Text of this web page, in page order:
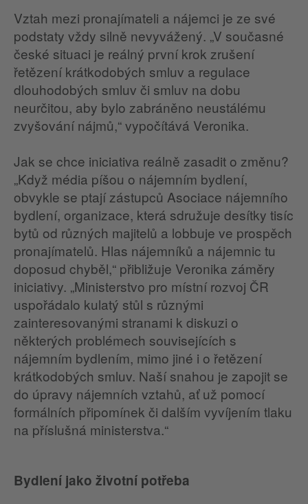
Vztah mezi pronajímateli a nájemci je ze své
podstaty vždy silně nevyvážený. „V současné
české situaci je reálný první krok zrušení
řetězení krátkodobých smluv a regulace
dlouhodobých smluv či smluv na dobu
neurčitou, aby bylo zabráněno neustálému
zvyšování nájmů,“ vypočítává Veronika.
Jak se chce iniciativa reálně zasadit o změnu?
„Když média píšou o nájemním bydlení,
obvykle se ptají zástupců Asociace nájemního
bydlení, organizace, která sdružuje desítky tisíc
bytů od různých majitelů a lobbuje ve prospěch
pronajímatelů. Hlas nájemníků a nájemnic tu
doposud chyběl,“ přibližuje Veronika záměry
iniciativy. „Ministerstvo pro místní rozvoj ČR
uspořádalo kulatý stůl s různými
zainteresovanými stranami k diskuzi o
některých problémech souvisejících s
nájemním bydlením, mimo jiné i o řetězení
krátkodobých smluv. Naší snahou je zapojit se
do úpravy nájemních vztahů, ať už pomocí
formálních připomínek či dalším vyvíjením tlaku
na příslušná ministerstva.“
Bydlení jako životní potřeba